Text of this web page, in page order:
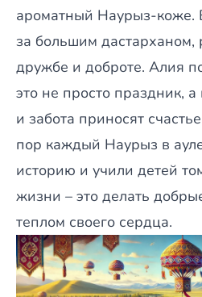
ароматный Наурыз-коже.
за большим дастарханом,
дружбе и доброте. Алия
это не просто праздник,
и забота приносят
пор каждый Наурыз в
историю и учили детей
жизни – это делать
теплом своего сердца.